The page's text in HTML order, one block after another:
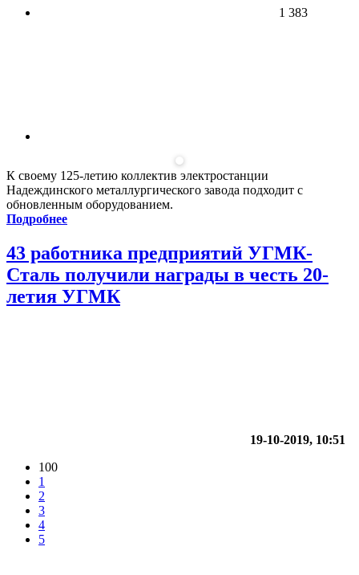
1 383
К своему 125-летию коллектив электростанции
Надеждинского металлургического завода подходит с
обновленным оборудованием.
Подробнее
43 работника предприятий УГМК-
Сталь получили награды в честь 20-
летия УГМК
19-10-2019, 10:51
100
1
2
3
4
5